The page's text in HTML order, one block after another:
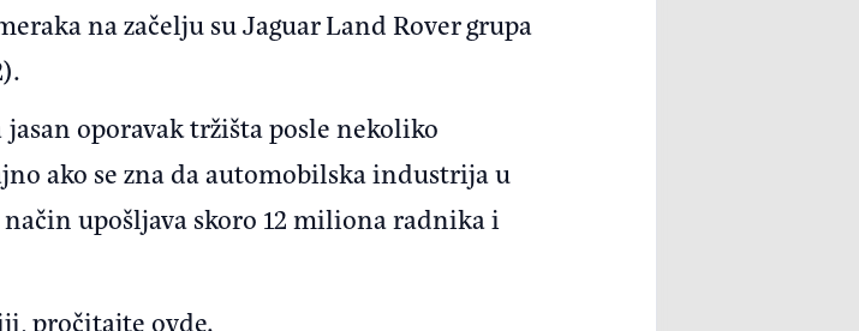
na začelju su Jaguar Land Rover grupa
oporavak tržišta posle nekoliko
ako se zna da automobilska industrija u
upošljava skoro 12 miliona radnika i
pročitajteovde.